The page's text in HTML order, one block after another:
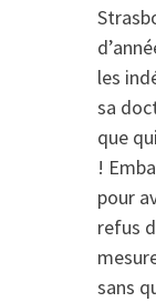
les
sa
que
!
pour
refus
sans